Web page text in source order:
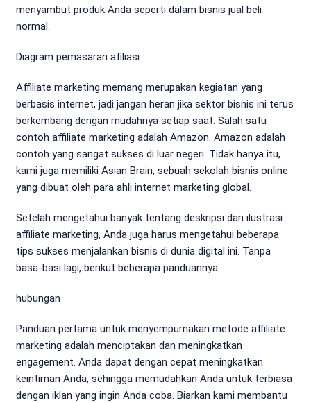
menyambut produk Anda seperti dalam bisnis jual beli
normal.
Diagram pemasaran afiliasi
Affiliate marketing memang merupakan kegiatan yang
berbasis internet, jadi jangan heran jika sektor bisnis ini terus
berkembang dengan mudahnya setiap saat. Salah satu
contoh affiliate marketing adalah Amazon. Amazon adalah
contoh yang sangat sukses di luar negeri. Tidak hanya itu,
kami juga memiliki Asian Brain, sebuah sekolah bisnis online
yang dibuat oleh para ahli internet marketing global.
Setelah mengetahui banyak tentang deskripsi dan ilustrasi
affiliate marketing, Anda juga harus mengetahui beberapa
tips sukses menjalankan bisnis di dunia digital ini. Tanpa
basa-basi lagi, berikut beberapa panduannya:
hubungan
Panduan pertama untuk menyempurnakan metode affiliate
marketing adalah menciptakan dan meningkatkan
engagement. Anda dapat dengan cepat meningkatkan
keintiman Anda, sehingga memudahkan Anda untuk terbiasa
dengan iklan yang ingin Anda coba. Biarkan kami membantu